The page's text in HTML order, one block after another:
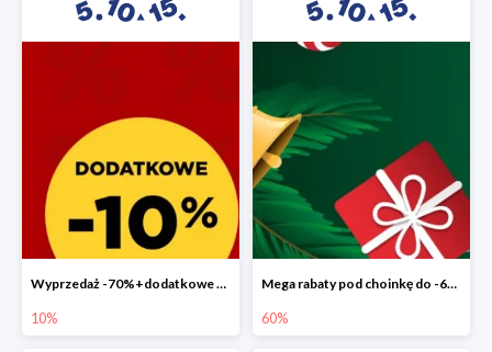
Wyprzedaż -70%+dodatkowe 10%
10%
Mega rabaty pod choinkę do -60%
60%